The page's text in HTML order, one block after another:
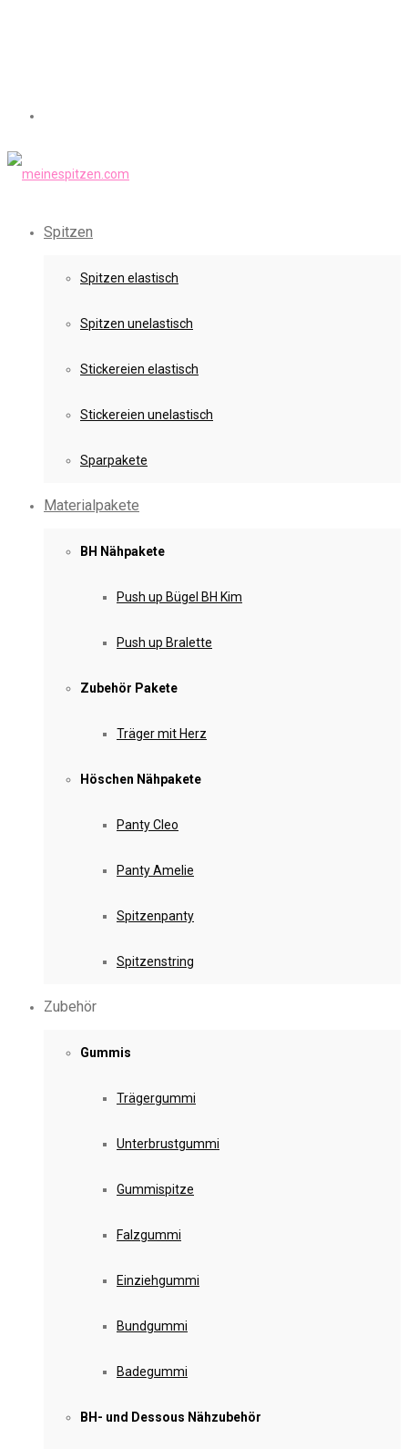
Spitzen
Spitzen elastisch
Spitzen unelastisch
Stickereien elastisch
Stickereien unelastisch
Sparpakete
Materialpakete
BH Nähpakete
Push up Bügel BH Kim
Push up Bralette
Zubehör Pakete
Träger mit Herz
Höschen Nähpakete
Panty Cleo
Panty Amelie
Spitzenpanty
Spitzenstring
Zubehör
Gummis
Trägergummi
Unterbrustgummi
Gummispitze
Falzgummi
Einziehgummi
Bundgummi
Badegummi
BH- und Dessous Nähzubehör